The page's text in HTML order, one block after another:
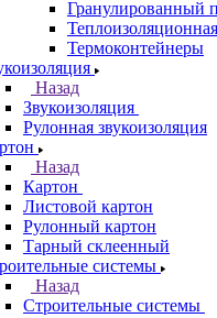
Гранулированный
Термоконтейнеры
Назад
Звукоизоляция
Рулонная звукоизоляция
Назад
Картон
Листовой картон
Рулонный картон
Тарный склеенный
системы
Назад
Строительные системы